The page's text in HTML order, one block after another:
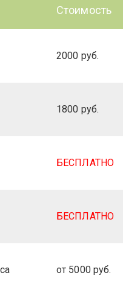
Стоимость
2000 руб.
1800 руб.
БЕСПЛАТНО
БЕСПЛАТНО
от 5000 руб.